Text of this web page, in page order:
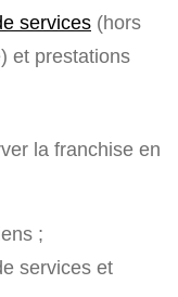
services (hors
et prestations
la franchise en
;
services et